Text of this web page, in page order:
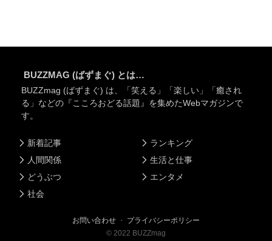
BUZZMAG (ばずまぐ) とは…
BUZZmag (ばずまぐ) は、「笑える」「楽しい」「癒され
る」などの『こころおどる話題』を集めたWebマガジンで
す。
新着記事
人間関係
どうぶつ
社会
ランキング
生活と仕事
エンタメ
お問い合わせ ・ プライバシーポリシー
© 2022 BUZZmag